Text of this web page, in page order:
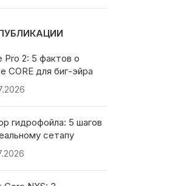
Pro 2: 5 фактов о
CORE для биг-эйра
гидрофойла: 5 шагов
сетапу